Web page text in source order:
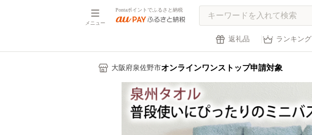
メニュー
Pontaポイントでふるさと納税
返礼品 ランキング
大阪府泉佐野市オンラインワンストップ申請対象